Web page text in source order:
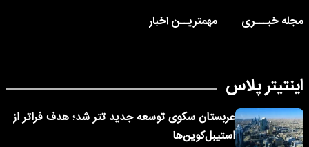
مجله خبـــری
مهمتریــن اخبار
اینتیتر پلاس
عربستان سکوی توسعه جدید تتر شد؛ هدف فراتر از
استیبل‌کوین‌ها